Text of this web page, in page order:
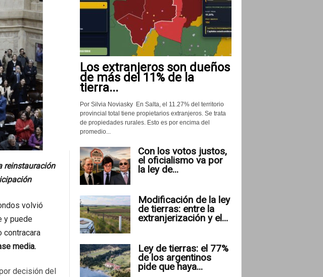
reinstauración
volvió
y puede
media.
decisión del
Los extranjeros son dueños
de más del 11% de la
tierra...
Por Silvia Noviasky En Salta, el 11.27% del territorio
provincial total tiene propietarios extranjeros. Se trata
de propiedades rurales. Esto es por encima del
promedio...
Con los votos justos,
el oficialismo va por
la ley de...
Modificación de la ley
de tierras: entre la
extranjerización y el...
Ley de tierras: el 77%
de los argentinos
pide que haya...